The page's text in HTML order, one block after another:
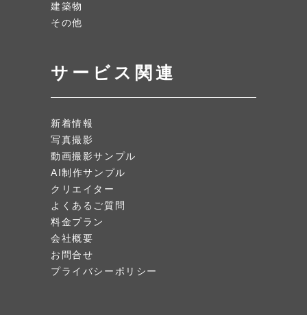
建築物
その他
サービス関連
新着情報
写真撮影
動画撮影サンプル
AI制作サンプル
クリエイター
よくあるご質問
料金プラン
会社概要
お問合せ
プライバシーポリシー